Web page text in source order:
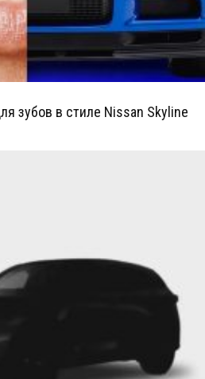
зубов в стиле Nissan Skyline